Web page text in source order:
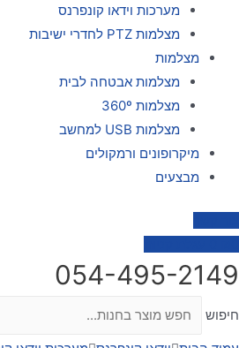
מערכות וידאו קונפרנס
מצלמות PTZ לחדרי ישיבות
מצלמות
מצלמות אבטחה לבית
מצלמות 360º
מצלמות USB למחשב
מיקרופונים ורמקולים
מבצעים
054-495-2149
חיפוש